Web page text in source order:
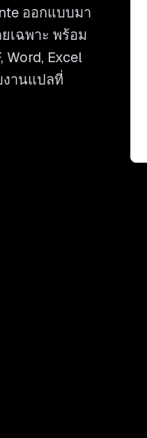
ออกแบบมา
เฉพาะ พร้อม
Word, Excel
านแปลที่